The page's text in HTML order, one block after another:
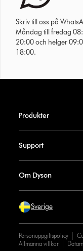
Skriv till oss på
Måndag till fredag
20:00 och helger
18:00.
Produkter
Support
Om Dyson
Sverige
Personuppgiftspolicy
Allmänna villkor